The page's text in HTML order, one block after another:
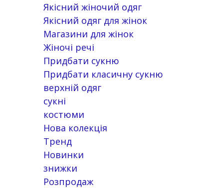
Якісний жіночий одяг
Якісний одяг для жінок
Магазини для жінок
Жіночі речі
Придбати сукню
Придбати класичну сукню
верхній одяг
сукні
костюми
Нова колекція
Тренд
Новинки
знижки
Розпродаж